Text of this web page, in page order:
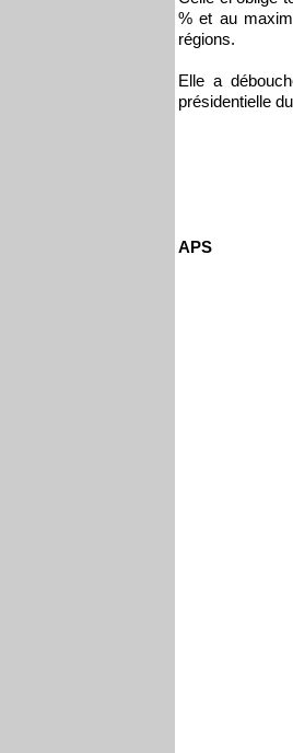
% et au
régions.
Elle a
présidentielle
APS